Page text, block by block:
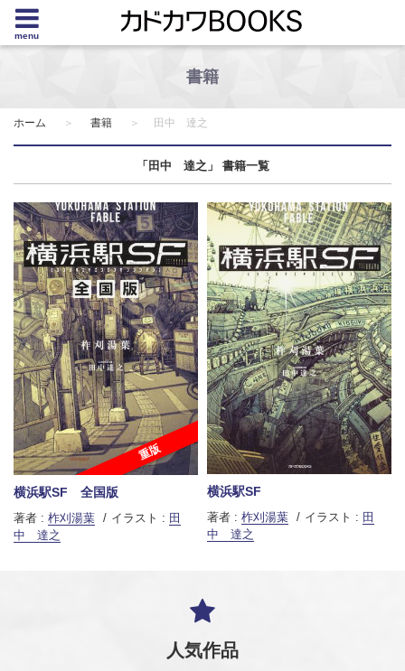
menu
書籍
ホーム 書籍 田中 達之
「田中 達之」 書籍一覧
重版
横浜駅SF 全国版
著者 : 柞刈湯葉 イラスト : 田
中 達之
横浜駅SF
著者 : 柞刈湯葉 イラスト : 田
中 達之
人気作品